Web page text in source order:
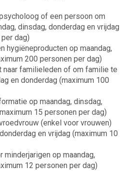
of een persoon om
dinsdag, donderdag en vrijdag
dag)
hygiëneproducten op maandag,
200 personen per dag)
naar familieleden of om familie te
en donderdag (maximum 100
op maandag, dinsdag,
15 personen per dag)
(enkel voor vrouwen)
en vrijdag (maximum 10
minderjarigen op maandag,
12 personen per dag)